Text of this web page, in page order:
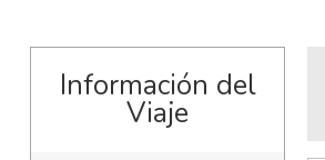
Información del
Viaje